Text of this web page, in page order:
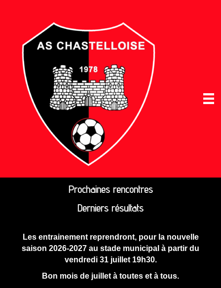
Prochaines rencontres
Derniers résultats
Les entrainement reprendront, pour la nouvelle
saison 2026-2027 au stade municipal à partir du
vendredi 31 juillet 19h30.
Bon mois de juillet à toutes et à tous.